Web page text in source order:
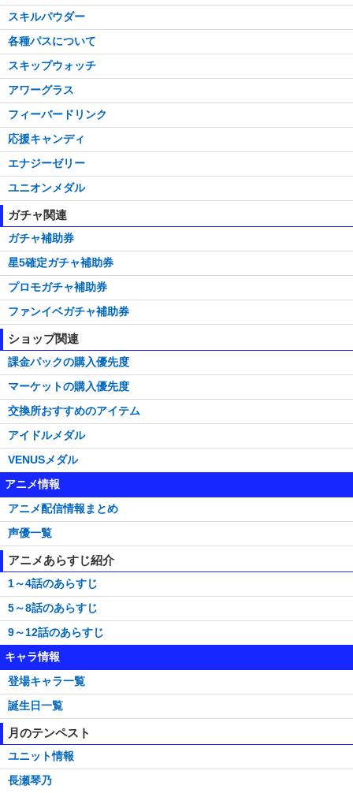
スキルパウダー
各種パスについて
スキップウォッチ
アワーグラス
フィーバードリンク
応援キャンディ
エナジーゼリー
ユニオンメダル
ガチャ関連
ガチャ補助券
星5確定ガチャ補助券
プロモガチャ補助券
ファンイベガチャ補助券
ショップ関連
課金パックの購入優先度
マーケットの購入優先度
交換所おすすめのアイテム
アイドルメダル
VENUSメダル
アニメ情報
アニメ配信情報まとめ
声優一覧
アニメあらすじ紹介
1～4話のあらすじ
5～8話のあらすじ
9～12話のあらすじ
キャラ情報
登場キャラ一覧
誕生日一覧
月のテンペスト
ユニット情報
長瀬琴乃